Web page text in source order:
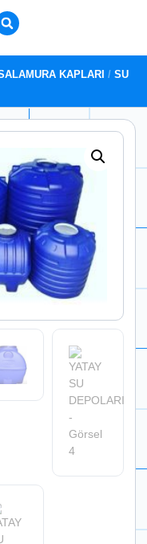
KAPLARI / SU